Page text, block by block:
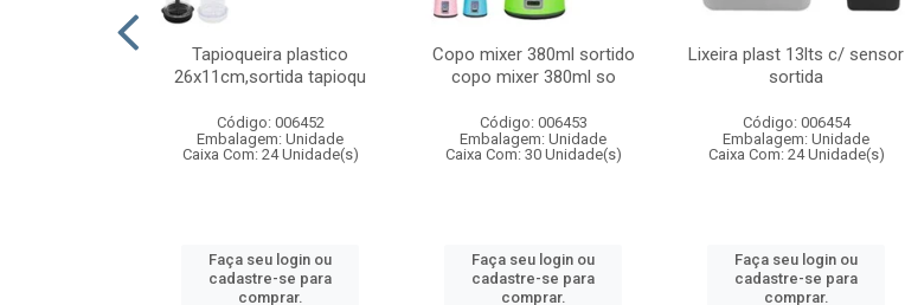
Tapioqueira plastico
26x11cm,sortida tapioqu
Código: 006452
Embalagem: Unidade
Caixa Com: 24 Unidade(s)
Faça seu login ou
cadastre-se para
comprar.
Copo mixer 380ml sortido
copo mixer 380ml so
Código: 006453
Embalagem: Unidade
Caixa Com: 30 Unidade(s)
Faça seu login ou
cadastre-se para
comprar.
Lixeira plast 13lts c/ sensor
sortida
Código: 006454
Embalagem: Unidade
Caixa Com: 24 Unidade(s)
Faça seu login ou
cadastre-se para
comprar.